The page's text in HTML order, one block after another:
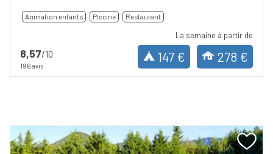
Animation enfants Piscine Restaurant
8,57/10
196 avis
La semaine à partir de
147 € 278 €